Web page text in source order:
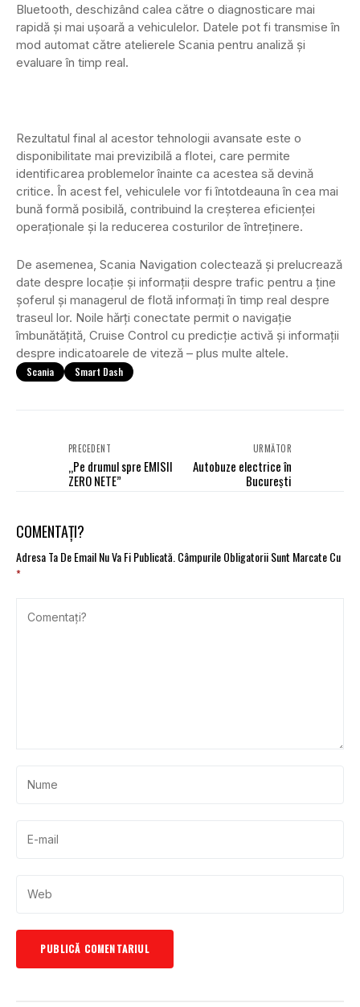
Bluetooth, deschizând calea către o diagnosticare mai
rapidă și mai ușoară a vehiculelor. Datele pot fi transmise în
mod automat către atelierele Scania pentru analiză și
evaluare în timp real.
Rezultatul final al acestor tehnologii avansate este o
disponibilitate mai previzibilă a flotei, care permite
identificarea problemelor înainte ca acestea să devină
critice. În acest fel, vehiculele vor fi întotdeauna în cea mai
bună formă posibilă, contribuind la creșterea eficienței
operaționale și la reducerea costurilor de întreținere.
De asemenea, Scania Navigation colectează și prelucrează
date despre locație și informații despre trafic pentru a ține
șoferul și managerul de flotă informați în timp real despre
traseul lor. Noile hărți conectate permit o navigație
îmbunătățită, Cruise Control cu predicție activă și informații
despre indicatoarele de viteză – plus multe altele.
Scania Smart Dash
PRECEDENT
„Pe drumul spre EMISII
ZERO NETE”
URMĂTOR
Autobuze electrice în
București
COMENTAȚI?
Adresa Ta De Email Nu Va Fi Publicată. Câmpurile Obligatorii Sunt Marcate Cu
*